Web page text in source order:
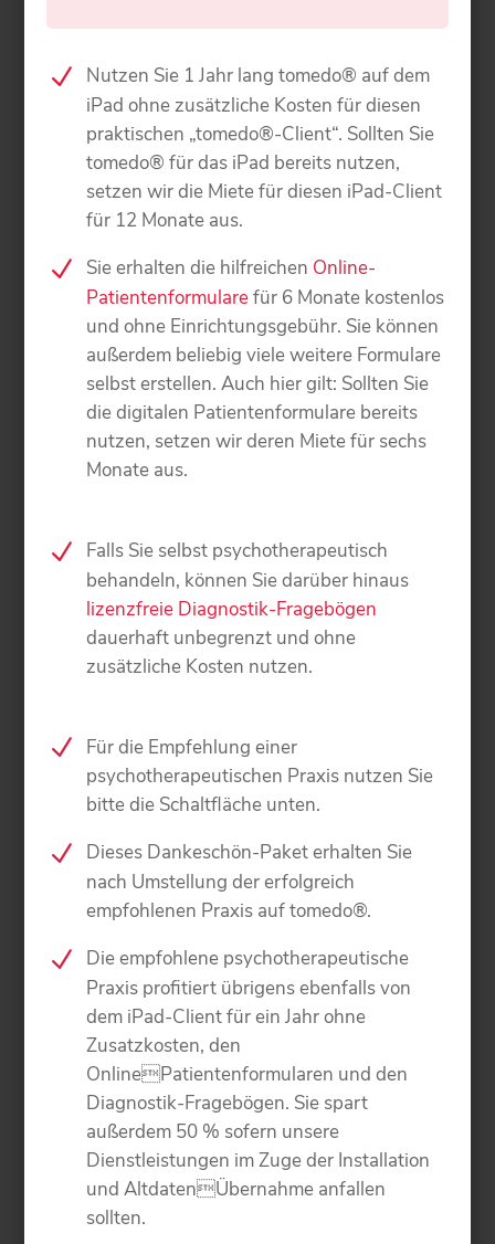
Nutzen Sie 1 Jahr lang tomedo® auf dem
iPad ohne zusätzliche Kosten für diesen
praktischen „tomedo®-Client“. Sollten Sie
tomedo® für das iPad bereits nutzen,
setzen wir die Miete für diesen iPad-Client
für 12 Monate aus.
Sie erhalten die hilfreichen Online-
Patientenformularefür 6 Monate kostenlos
und ohne Einrichtungsgebühr. Sie können
außerdem beliebig viele weitere Formulare
selbst erstellen. Auch hier gilt: Sollten Sie
die digitalen Patientenformulare bereits
nutzen, setzen wir deren Miete für sechs
Monate aus.
Falls Sie selbst psychotherapeutisch
behandeln, können Sie darüber hinaus
lizenzfreie Diagnostik-Fragebögen
dauerhaft unbegrenzt und ohne
zusätzliche Kosten nutzen.
Für die Empfehlung einer
psychotherapeutischen Praxis nutzen Sie
bitte die Schaltfläche unten.
Dieses Dankeschön-Paket erhalten Sie
nach Umstellung der erfolgreich
empfohlenen Praxis auf tomedo®.
Die empfohlene psychotherapeutische
Praxis profitiert übrigens ebenfalls von
dem iPad-Client für ein Jahr ohne
Zusatzkosten, den
OnlinePatientenformularen und den
Diagnostik-Fragebögen. Sie spart
außerdem 50 % sofern unsere
Dienstleistungen im Zuge der Installation
und AltdatenÜbernahme anfallen
sollten.